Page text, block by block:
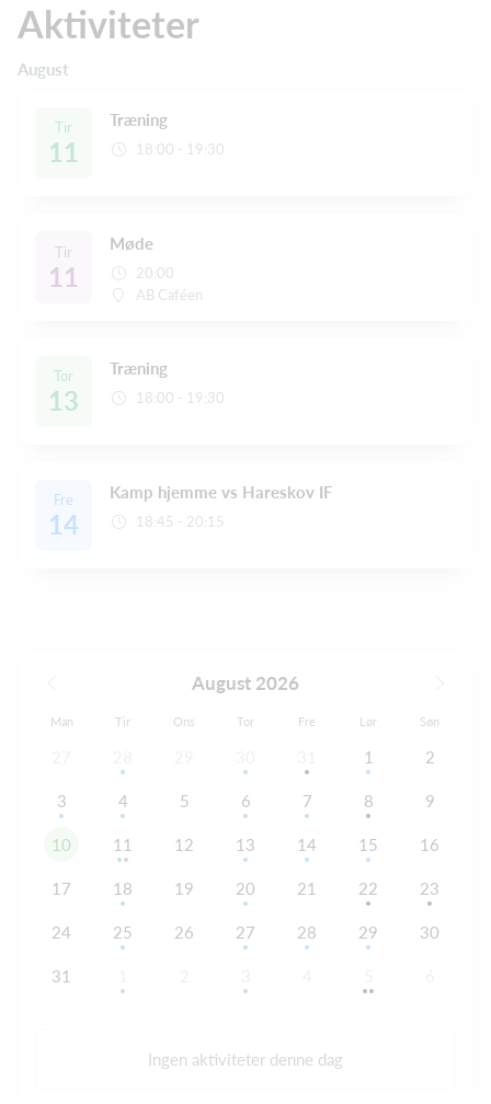
Aktiviteter
August
Tir
11
Træning
18:00 - 19:30
Tir
11
Møde
20:00
AB Caféen
Tor
13
Træning
18:00 - 19:30
Fre
14
Kamp hjemme vs Hareskov IF
18:45 - 20:15
August 2026
Man Tir Ons Tor Fre Lør Søn
1 2
3 4 5 6 7 8 9
10 11 12 13 14 15 16
17 18 19 20 21 22 23
24 25 26 27 28 29 30
31
Ingen aktiviteter denne dag